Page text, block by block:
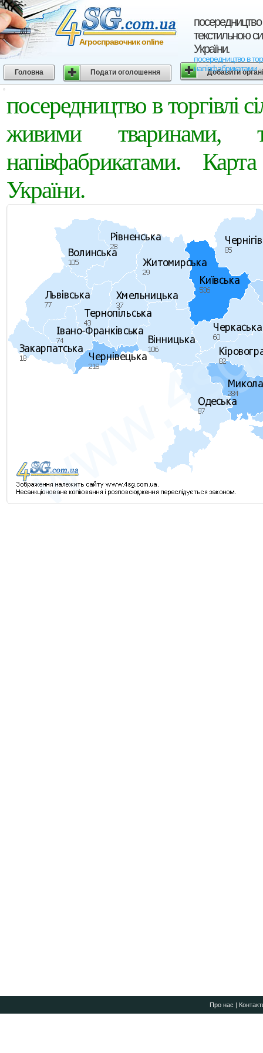
текстильною
України.
посередництво в
напівфабрикатами
Агросправочник online
Головна Подати оголошення Добавити
посередництво в торгівлі
живими тваринами,
напівфабрикатами.
України.
Про нас |